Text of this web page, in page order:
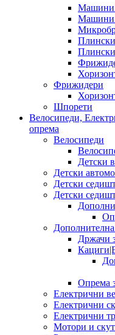
Машини
Машини
Фрижидери
Шпорети
Велосипеди,
опрема
Велосипеди
Детски
Детски
Детски
Детски
Држачи
Опрема
Електрични
Електрични
Електрични
Мотори и